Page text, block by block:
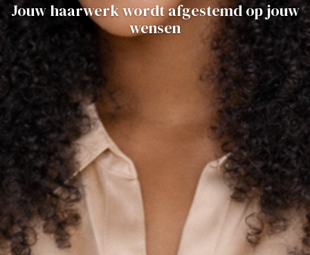
Jouw haarwerk wordt afgestemd op jouw
wensen